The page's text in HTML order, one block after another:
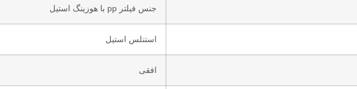
جنس فیلتر pp با هوزینگ استیل
استنلس استیل
افقی